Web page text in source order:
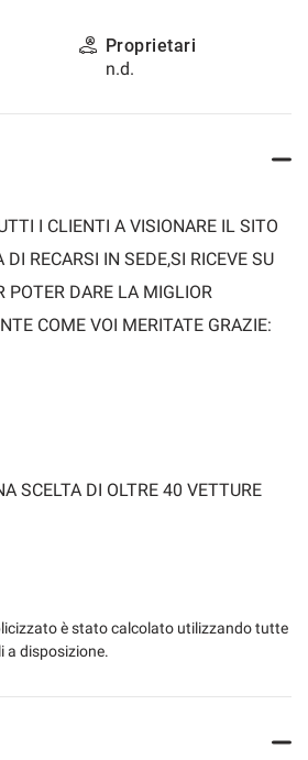
Proprietari
n.d.
I CLIENTI A VISIONARE IL SITO
RECARSI IN SEDE,SI RICEVE SU
POTER DARE LA MIGLIOR
COME VOI MERITATE GRAZIE:
SCELTA DI OLTRE 40 VETTURE
DI VENDITA' E ACQUISTO DI AUTO
COMO PROVINCIA E
COMPRA E VENDE LA TUA
è stato calcolato utilizzando tutte
a disposizione.